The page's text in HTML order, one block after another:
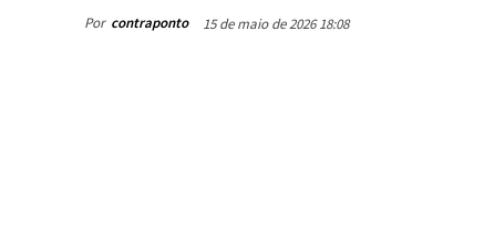
Por contraponto 15 de maio de 2026 18:08